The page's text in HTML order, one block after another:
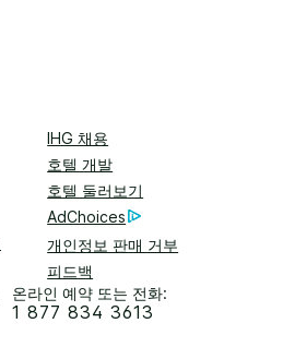
IHG 채용
호텔 개발
호텔 둘러보기
AdChoices
개인정보 판매 거부
피드백
온라인 예약 또는 전화:
1 877 834 3613